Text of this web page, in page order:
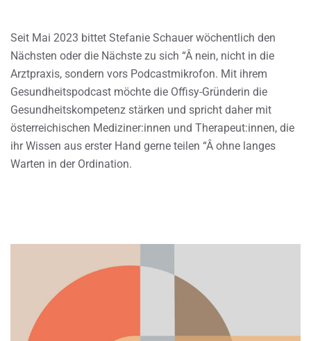
Seit Mai 2023 bittet Stefanie Schauer wöchentlich den
Nächsten oder die Nächste zu sich “Â nein, nicht in die
Arztpraxis, sondern vors Podcastmikrofon. Mit ihrem
Gesundheitspodcast möchte die Offisy-Gründerin die
Gesundheitskompetenz stärken und spricht daher mit
österreichischen Mediziner:innen und Therapeut:innen, die
ihr Wissen aus erster Hand gerne teilen “Â ohne langes
Warten in der Ordination.